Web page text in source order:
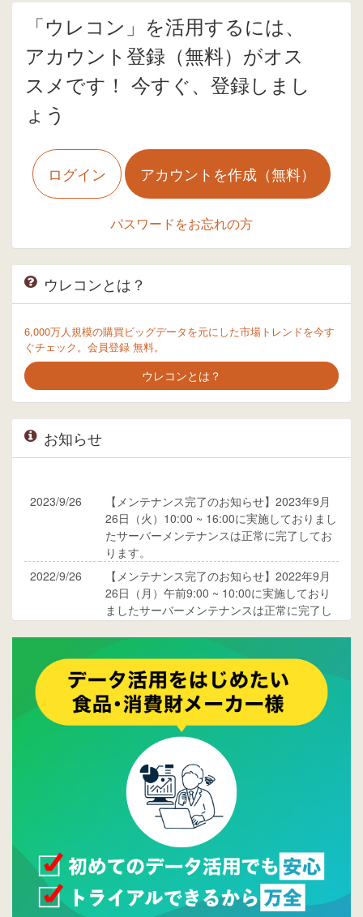
「ウレコン」を活用するには、
アカウント登録（無料）がオス
スメです！ 今すぐ、登録しまし
ょう
ログイン アカウントを作成（無料）
パスワードをお忘れの方
ウレコンとは？
6,000万人規模の購買ビッグデータを元にした市場トレンドを今す
ぐチェック。会員登録 無料。
ウレコンとは？
お知らせ
2023/9/26
【メンテナンス完了のお知らせ】2023年9月
26日（火）10:00 ~ 16:00に実施しておりまし
たサーバーメンテナンスは正常に完了してお
ります。
2022/9/26
【メンテナンス完了のお知らせ】2022年9月
26日（月）午前9:00 ~ 10:00に実施しており
ましたサーバーメンテナンスは正常に完了し
ご覧ください。
2015/10/19
ウレコンのサイト機能を大幅バージョンアッ
プ。詳細はこちら。⇒告知ページへ
2015/09/28
ウレコンが機能拡充し、サイトリニューアル
しました。⇒
ウレコンFacebook
Facebookページを開設しました。詳細は
ら。
ウレコンサイトリリースしました。